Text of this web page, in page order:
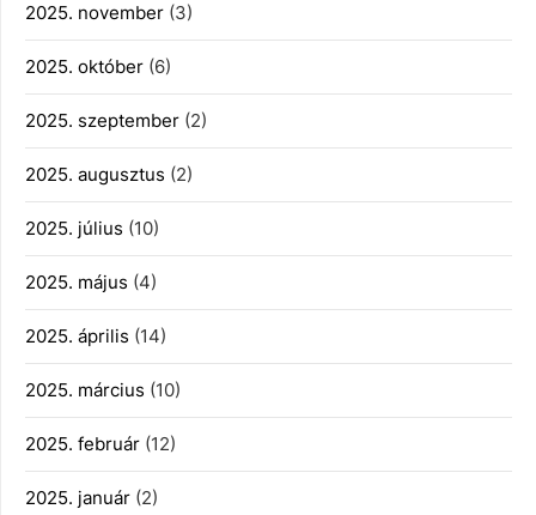
2025. november (3)
2025. október (6)
2025. szeptember (2)
2025. augusztus (2)
2025. július (10)
2025. május (4)
2025. április (14)
2025. március (10)
2025. február (12)
2025. január (2)